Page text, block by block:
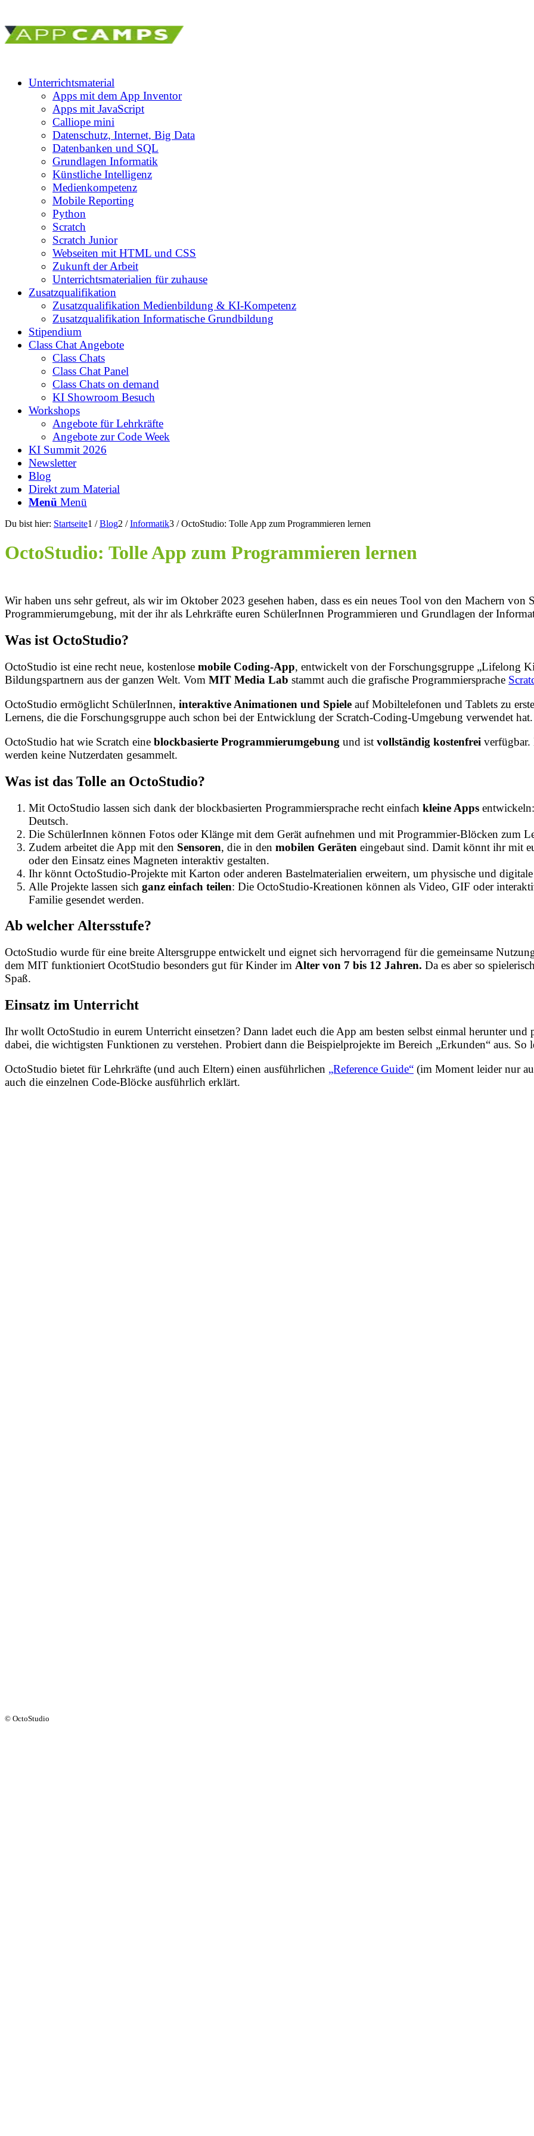
Unterrichtsmaterial
Apps mit dem App Inventor
Apps mit JavaScript
Calliope mini
Datenschutz, Internet, Big Data
Datenbanken und SQL
Grundlagen Informatik
Künstliche Intelligenz
Medienkompetenz
Mobile Reporting
Python
Scratch
Scratch Junior
Webseiten mit HTML und CSS
Zukunft der Arbeit
Unterrichtsmaterialien für zuhause
Zusatzqualifikation
Zusatzqualifikation Medienbildung & KI-Kompetenz
Zusatzqualifikation Informatische Grundbildung
Stipendium
Class Chat Angebote
Class Chats
Class Chat Panel
Class Chats on demand
KI Showroom Besuch
Workshops
Angebote für Lehrkräfte
Angebote zur Code Week
KI Summit 2026
Newsletter
Blog
Direkt zum Material
Menü Menü
Du bist hier: Startseite1 / Blog2 / Informatik3 / OctoStudio: Tolle App zum Programmieren lernen
OctoStudio: Tolle App zum Programmieren lernen
Wir haben uns sehr gefreut, als wir im Oktober 2023 gesehen haben, dass es ein neues Tool von den Machern von
Programmierumgebung, mit der ihr als Lehrkräfte euren SchülerInnen Programmieren und Grundlagen der
Was ist OctoStudio?
OctoStudio ist eine recht neue, kostenlose mobile Coding-App, entwickelt von der Forschungsgruppe „Lifelong
Bildungspartnern aus der ganzen Welt. Vom MIT Media Lab stammt auch die grafische Programmiersprache
OctoStudio ermöglicht SchülerInnen, interaktive Animationen und Spiele auf Mobiltelefonen und Tablets zu
Lernens, die die Forschungsgruppe auch schon bei der Entwicklung der Scratch-Coding-Umgebung verwendet hat.
OctoStudio hat wie Scratch eine blockbasierte Programmierumgebung und ist vollständig kostenfrei verfügbar.
werden keine Nutzerdaten gesammelt.
Was ist das Tolle an OctoStudio?
Mit OctoStudio lassen sich dank der blockbasierten Programmiersprache recht einfach kleine Apps
Deutsch.
Die SchülerInnen können Fotos oder Klänge mit dem Gerät aufnehmen und mit Programmier-Blöcken zum
Zudem arbeitet die App mit den Sensoren, die in den mobilen Geräten eingebaut sind. Damit könnt ihr mit
oder den Einsatz eines Magneten interaktiv gestalten.
Ihr könnt OctoStudio-Projekte mit Karton oder anderen Bastelmaterialien erweitern, um physische und
Alle Projekte lassen sich ganz einfach teilen: Die OctoStudio-Kreationen können als Video, GIF oder
Familie gesendet werden.
Ab welcher Altersstufe?
OctoStudio wurde für eine breite Altersgruppe entwickelt und eignet sich hervorragend für die gemeinsame
dem MIT funktioniert OcotStudio besonders gut für Kinder im Alter von 7 bis 12 Jahren. Da es aber so
Spaß.
Einsatz im Unterricht
Ihr wollt OctoStudio in eurem Unterricht einsetzen? Dann ladet euch die App am besten selbst einmal herunter
dabei, die wichtigsten Funktionen zu verstehen. Probiert dann die Beispielprojekte im Bereich „Erkunden“ aus.
OctoStudio bietet für Lehrkräfte (und auch Eltern) einen ausführlichen „Reference Guide“ (im Moment leider nur
auch die einzelnen Code-Blöcke ausführlich erklärt.
© OctoStudio